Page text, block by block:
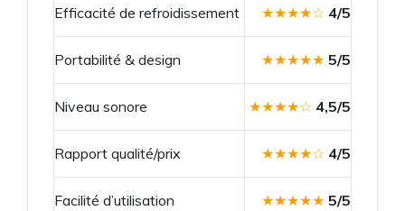
Efficacité de refroidissement ★★★★☆ 4/5
Portabilité & design ★★★★★ 5/5
Niveau sonore ★★★★☆ 4,5/5
Rapport qualité/prix ★★★★☆ 4/5
Facilité d’utilisation ★★★★★ 5/5